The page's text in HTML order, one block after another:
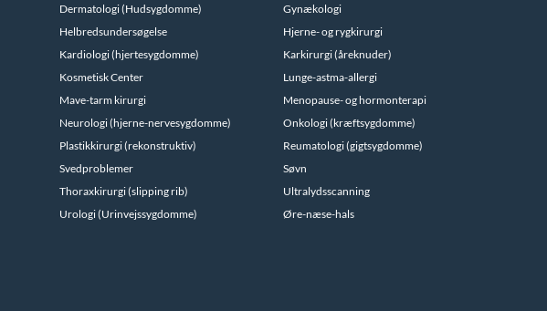
Dermatologi (Hudsygdomme)
Gynækologi
Helbredsundersøgelse
Hjerne- og rygkirurgi
Kardiologi (hjertesygdomme)
Karkirurgi (åreknuder)
Kosmetisk Center
Lunge-astma-allergi
Mave-tarm kirurgi
Menopause- og hormonterapi
Neurologi (hjerne-nervesygdomme)
Onkologi (kræftsygdomme)
Plastikkirurgi (rekonstruktiv)
Reumatologi (gigtsygdomme)
Svedproblemer
Søvn
Thoraxkirurgi (slipping rib)
Ultralydsscanning
Urologi (Urinvejssygdomme)
Øre-næse-hals